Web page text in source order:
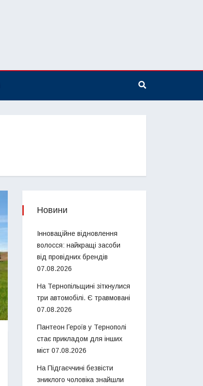
Новини
Інноваційне відновлення
волосся: найкращі засоби
від провідних брендів
07.08.2026
На Тернопільщині зіткнулися
три автомобілі. Є травмовані
07.08.2026
Пантеон Героїв у Тернополі
стає прикладом для інших
міст 07.08.2026
На Підгаєччині безвісти
зниклого чоловіка знайшли